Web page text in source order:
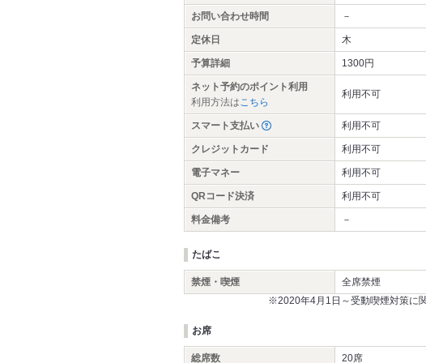
お問い合わせ時間 －
定休日 木
予算詳細 1300円
ネット予約のポイント利用
利用方法は こちら
利用不可
スマート支払い 利用不可
クレジットカード 利用不可
電子マネー 利用不可
QRコード決済 利用不可
料金備考 －
たばこ
禁煙・喫煙
全席禁煙
※2020年4月1日～受動喫煙対策に
お席
総席数 20席